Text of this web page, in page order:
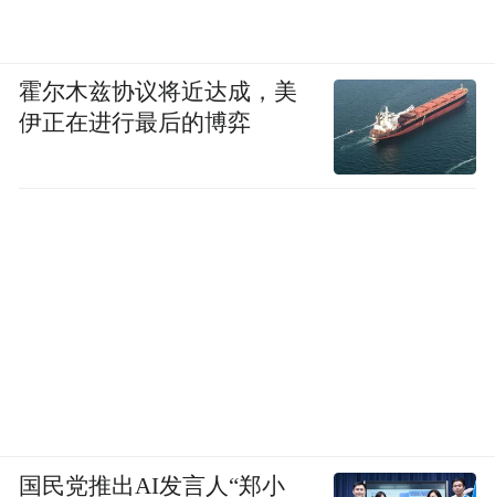
霍尔木兹协议将近达成，美
伊正在进行最后的博弈
国民党推出AI发言人“郑小